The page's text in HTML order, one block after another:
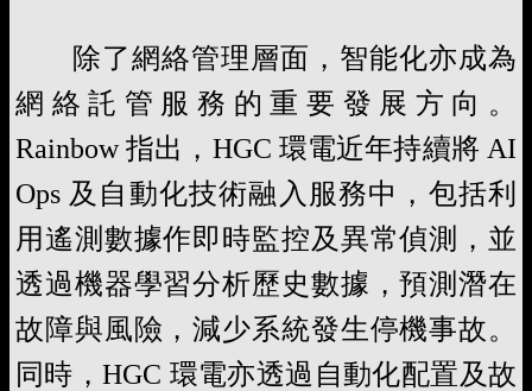
除了網絡管理層面，智能化亦成為
網絡託管服務的重要發展方向。
Rainbow 指出，HGC 環電近年持續將 AI
Ops 及自動化技術融入服務中，包括利
用遙測數據作即時監控及異常偵測，並
透過機器學習分析歷史數據，預測潛在
故障與風險，減少系統發生停機事故。
同時，HGC 環電亦透過自動化配置及故